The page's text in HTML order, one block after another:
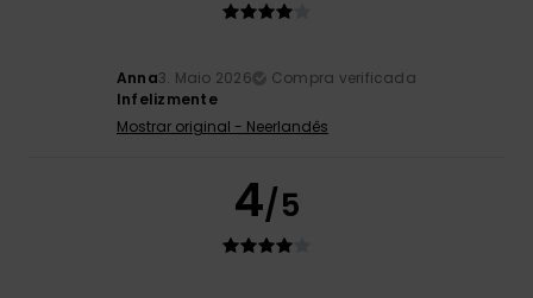
Anna3. Maio 2026
Compra verificada
Infelizmente
Mostrar original - Neerlandês
4/5